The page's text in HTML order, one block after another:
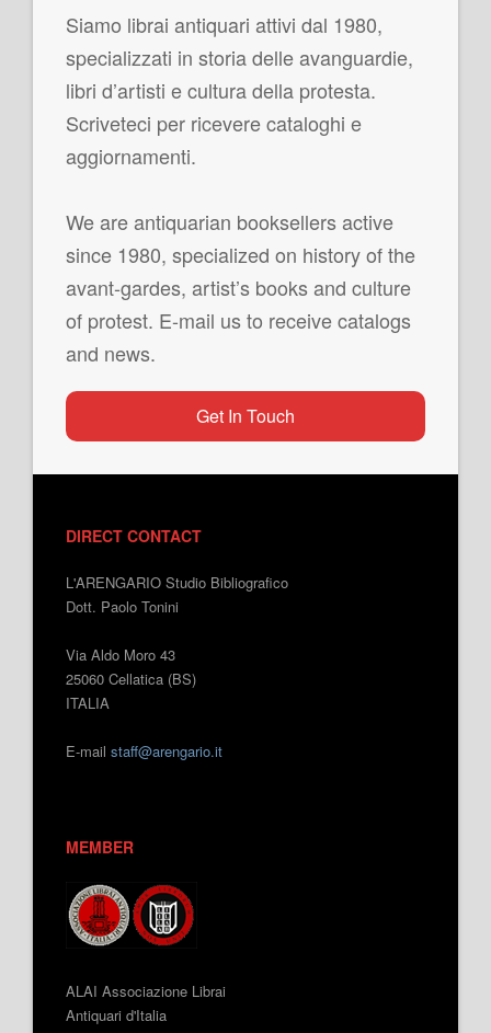
Siamo librai antiquari attivi dal 1980,
specializzati in storia delle avanguardie,
libri d’artisti e cultura della protesta.
Scriveteci per ricevere cataloghi e
aggiornamenti.
We are antiquarian booksellers active
since 1980, specialized on history of the
avant-gardes, artist’s books and culture
of protest. E-mail us to receive catalogs
and news.
Get In Touch
DIRECT CONTACT
L'ARENGARIO Studio Bibliografico
Dott. Paolo Tonini
Via Aldo Moro 43
25060 Cellatica (BS)
ITALIA
E-mail staff@arengario.it
MEMBER
ALAI Associazione Librai
Antiquari d'Italia